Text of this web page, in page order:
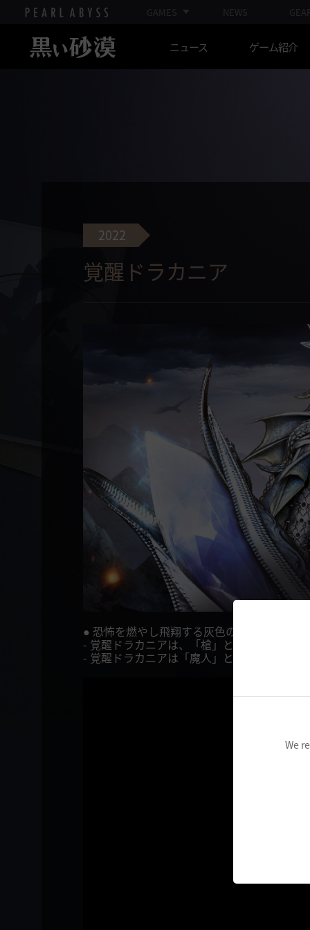
GAMES NEWS
We
ニュース ゲーム紹介
2022
覚醒ドラカニア
● 恐怖を燃やし飛翔する灰色の翼、ドラカニ
- 覚醒ドラカニアは、「槍」という竜語の意
- 覚醒ドラカニアは「魔人」と「魔竜」の状